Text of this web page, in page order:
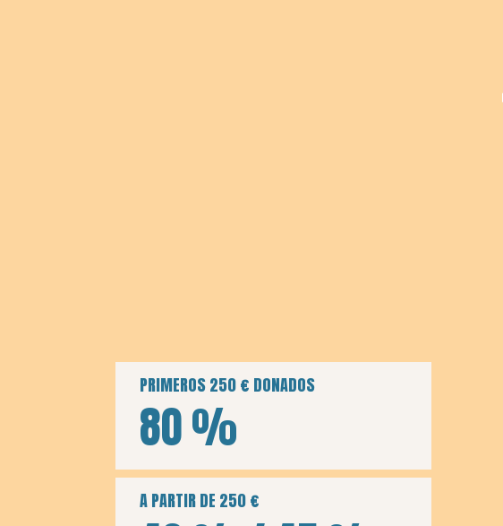
PRIMEROS 250 € DONADOS
80 %
A PARTIR DE 250 €